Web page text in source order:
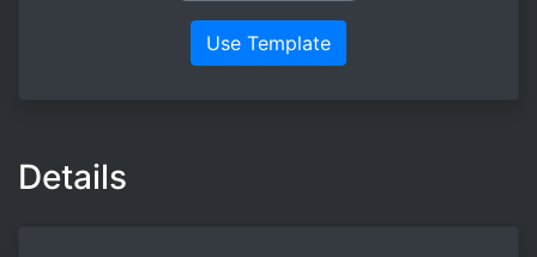
Use Template
Details